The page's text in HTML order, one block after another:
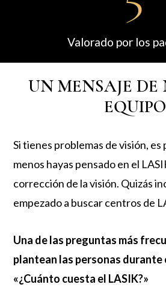
Valorado por los
UN MENSAJE DE
EQUIPO
Si tienes problemas de visión, es
menos hayas pensado en el
corrección de la visión. Quizás
empezado a buscar centros de
Una de las preguntas más
plantean las personas durante
«¿Cuánto cuesta el LASIK?»